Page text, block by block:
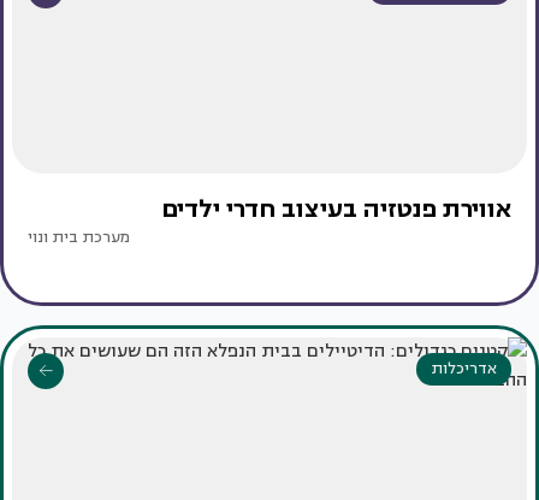
אווירת פנטזיה בעיצוב חדרי ילדים
מערכת בית ונוי
אדריכלות